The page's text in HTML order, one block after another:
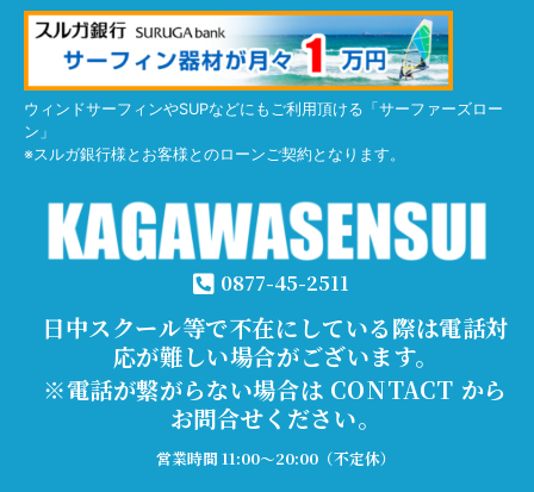
ウィンドサーフィンやSUPなどにもご利用頂ける「サーファーズロー
ン」
※スルガ銀行様とお客様とのローンご契約となります。
0877-45-2511
日中スクール等で不在にしている際は電話対
応が難しい場合がございます。
※電話が繋がらない場合は CONTACT から
お問合せください。
営業時間 11:00～20:00（不定休）